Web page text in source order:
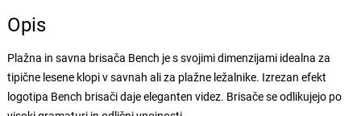
Opis
Plažna in savna brisača Bench je s svojimi dimenzijami idealna za
tipične lesene klopi v savnah ali za plažne ležalnike. Izrezan efekt
logotipa Bench brisači daje eleganten videz. Brisače se odlikujejo po